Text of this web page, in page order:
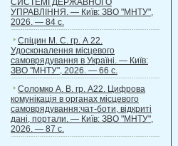
СИСТЕМІ ДЕРЖАВНОГО
УПРАВЛІННЯ. — Київ: ЗВО "МНТУ",
2026. — 84 с.
Спіцин М. С. гр. А 22.
Удосконалення місцевого
самоврядування в Україні. — Київ:
ЗВО "МНТУ", 2026. — 66 с.
Соломко А. В. гр. А22. Цифрова
комунікація в органах місцевого
самоврядування:чат-боти, відкриті
дані, портали. — Київ: ЗВО "МНТУ",
2026. — 87 с.